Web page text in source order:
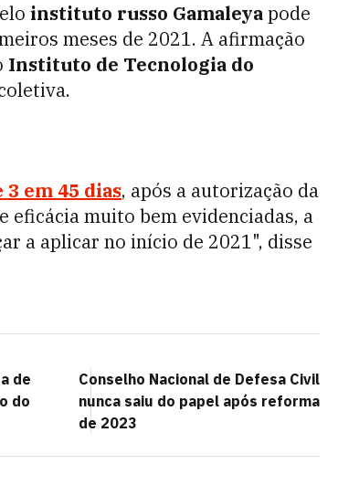
instituto russo Gamaleyapode
meses de 2021. A afirmação
Instituto de Tecnologia do
3 em 45 dias, após a autorização da
eficácia muito bem evidenciadas, a
a aplicar no início de 2021", disse
de
do
Conselho Nacional de Defesa Civil
nunca saiu do papel após reforma
de 2023